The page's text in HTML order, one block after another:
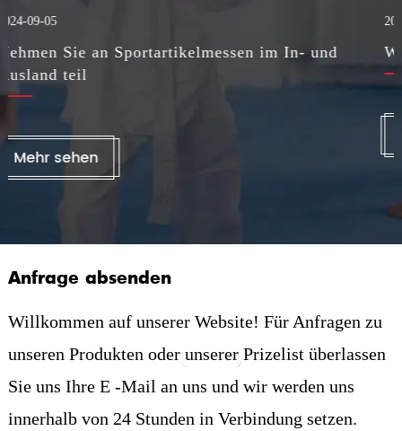
Previous
2024-09-05
Wie bindet man einen Taekwondo-Gürtel?
Mehr sehen
Next
Anfrage absenden
Willkommen auf unserer Website! Für Anfragen zu
unseren Produkten oder unserer Prizelist überlassen
Sie uns Ihre E -Mail an uns und wir werden uns
innerhalb von 24 Stunden in Verbindung setzen.